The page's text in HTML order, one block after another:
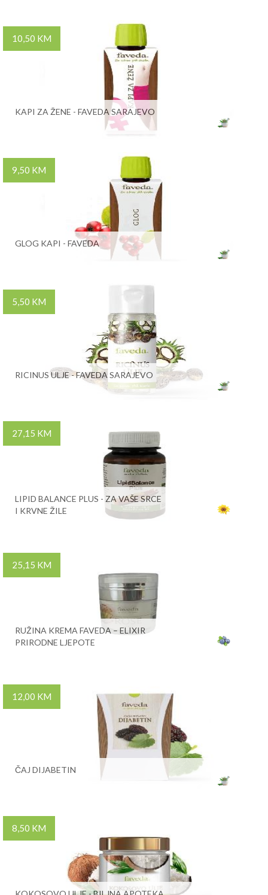
10,50 KM
KAPI ZA ŽENE - FAVEDA SARAJEVO
9,50 KM
GLOG KAPI - FAVEDA
5,50 KM
RICINUS ULJE - FAVEDA SARAJEVO
27,15 KM
LIPID BALANCE PLUS - ZA VAŠE SRCE
I KRVNE ŽILE
25,15 KM
RUŽINA KREMA FAVEDA – ELIXIR
PRIRODNE LJEPOTE
12,00 KM
ČAJ DIJABETIN
8,50 KM